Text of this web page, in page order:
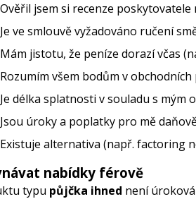
jsem si recenze poskytovatele
ve smlouvě vyžadováno ručení
jistotu, že peníze dorazí včas
všem bodům v obchodních
délka splatnosti v souladu s mým
úroky a poplatky pro mě
alternativa (např. factoring
nabídky férově
typu půjčka ihned není